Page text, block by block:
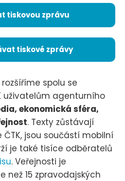
tiskovou zprávu
tiskové zprávy
spolu se
uživatelům agenturního
ekonomická sféra,
. Texty zůstávají
jsou součástí mobilní
je také tisíce odběratelů
. Veřejnosti je
než 15 zpravodajských